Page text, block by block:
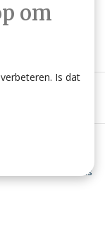
door Omatis
om
Is dat